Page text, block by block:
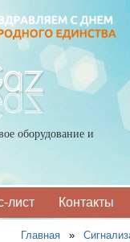
оборудование и
лист Контакты
Главная»